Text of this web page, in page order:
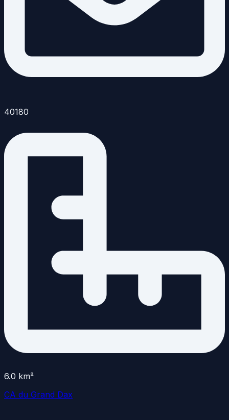
40180
6.0 km²
CA du Grand Dax